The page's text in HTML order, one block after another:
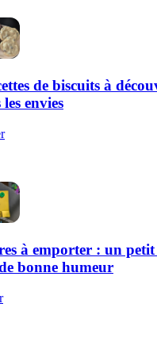
de biscuits à
envies
à emporter : un
bonne humeur